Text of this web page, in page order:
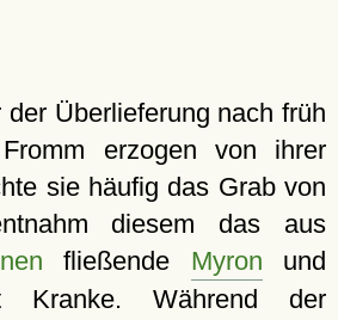
der Überlieferung nach früh
erzogen von ihrer
sie häufig das Grab von
diesem das aus
fließende Myron und
Kranke. Während der